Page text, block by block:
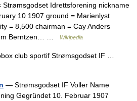
Idrettsforening nickname
10 1907 ground = Marienlyst
= 8,500 chairman = Cay Anders
Berntzen… …
Wikipedia
club sportif Strømsgodset IF …
— Strømsgodset IF Voller Name
Gegründet 10. Februar 1907